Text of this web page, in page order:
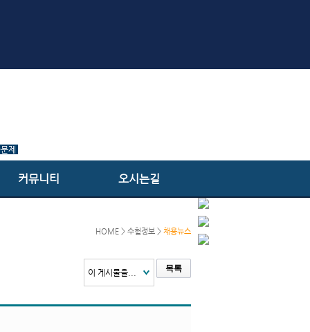
제
커뮤니티 오시는길
HOME > 수험정보 > 채용뉴스
이 게시물을... 목록